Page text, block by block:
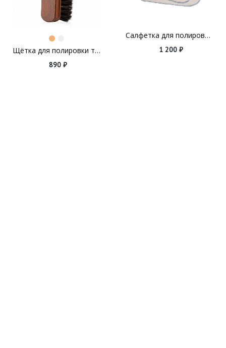
Щётка для полировки тёмная, 170х53
890 ₽
Салфетка для полировки Saphir Medaille D'or
1 200 ₽